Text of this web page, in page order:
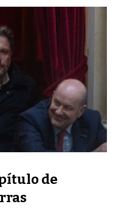
de